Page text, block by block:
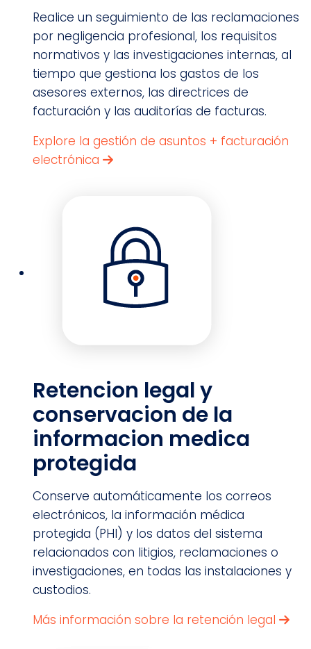
Realice un seguimiento de las reclamaciones
por negligencia profesional, los requisitos
normativos y las investigaciones internas, al
tiempo que gestiona los gastos de los
asesores externos, las directrices de
facturación y las auditorías de facturas.
Explore la gestión de asuntos + facturación
electrónica
Retencion legal y
conservacion de la
informacion medica
protegida
Conserve automáticamente los correos
electrónicos, la información médica
protegida (PHI) y los datos del sistema
relacionados con litigios, reclamaciones o
investigaciones, en todas las instalaciones y
custodios.
Más información sobre la retención legal